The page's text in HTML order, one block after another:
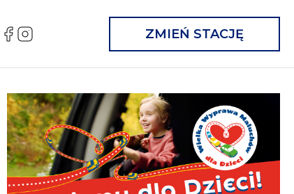
FB IG ZMIEŃ STACJĘ